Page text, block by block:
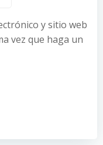
y sitio web
vez que haga un